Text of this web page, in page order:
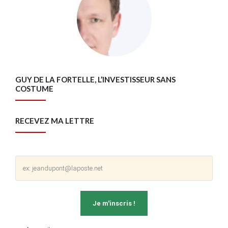
GUY DE LA FORTELLE, L’INVESTISSEUR SANS
COSTUME
RECEVEZ MA LETTRE